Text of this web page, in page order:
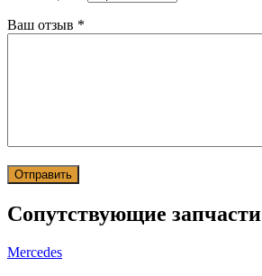
Ваш отзыв *
Сопутствующие запчасти
Mercedes